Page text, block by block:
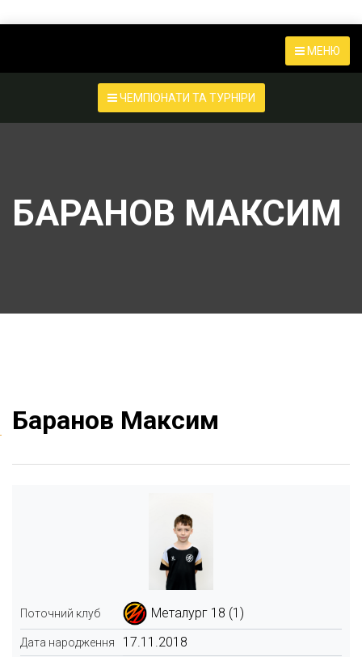
МЕНЮ
ЧЕМПІОНАТИ ТА ТУРНІРИ
БАРАНОВ МАКСИМ
Баранов Максим
Поточний клуб Металург 18 (1)
Дата народження 17.11.2018